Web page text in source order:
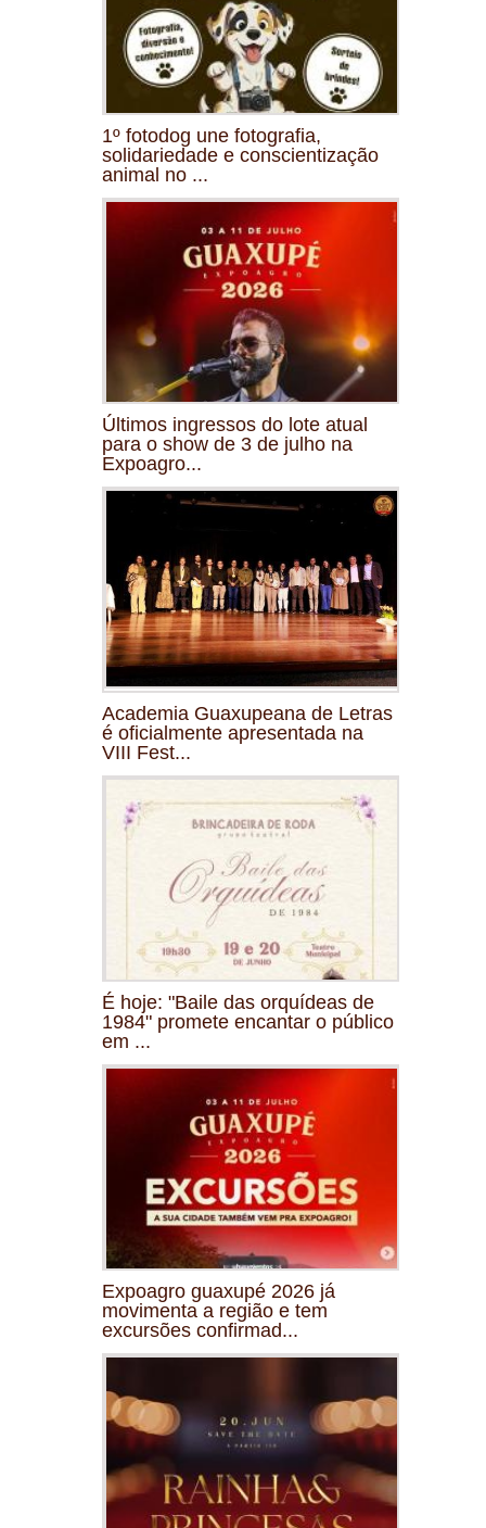
1º fotodog une fotografia,
solidariedade e conscientização
animal no ...
Últimos ingressos do lote atual
para o show de 3 de julho na
Expoagro...
Academia Guaxupeana de Letras
é oficialmente apresentada na
VIII Fest...
É hoje: "Baile das orquídeas de
1984" promete encantar o público
em ...
Expoagro guaxupé 2026 já
movimenta a região e tem
excursões confirmad...